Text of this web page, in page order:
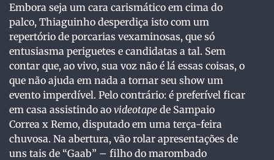
Embora seja um cara carismático em cima do
palco, Thiaguinho desperdiça isto com um
repertório de porcarias vexaminosas, que só
entusiasma periguetes e candidatas a tal. Sem
contar que, ao vivo, sua voz não é lá essas coisas, o
que não ajuda em nada a tornar seu show um
evento imperdível. Pelo contrário: é preferível ficar
em casa assistindo ao videotape de Sampaio
Correa x Remo, disputado em uma terça-feira
chuvosa. Na abertura, vão rolar apresentações de
uns tais de “Gaab” – filho do marombado